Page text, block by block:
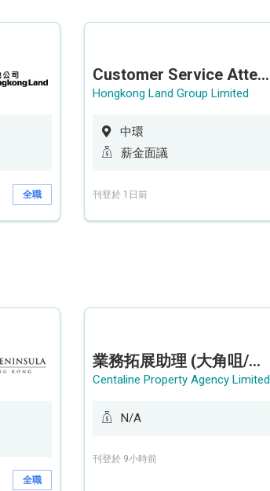
全職
Customer Service Attendant (5-day work)
Hongkong Land Group Limited
中環
薪金面議
刊登於 1日前
全職
業務拓展助理 (大角咀/荔枝角/九龍塘)
Centaline Property Agency Limited
N/A
刊登於 9小時前